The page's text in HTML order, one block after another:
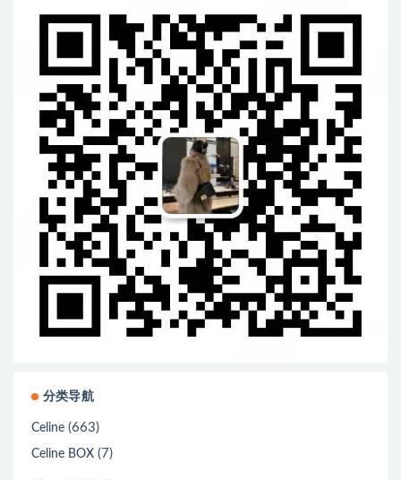
分类导航
Celine (663)
Celine BOX (7)